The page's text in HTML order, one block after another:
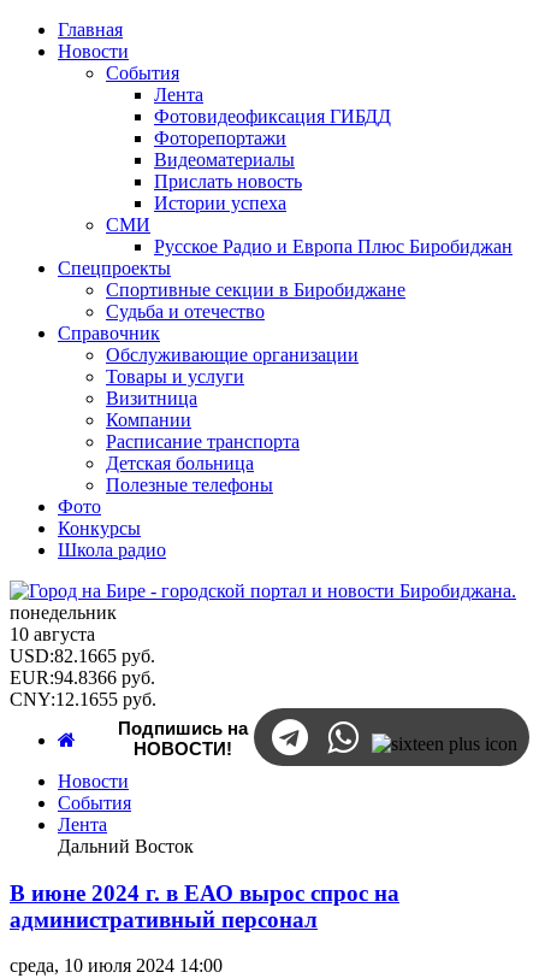
Главная
Новости
События
Лента
Фотовидеофиксация ГИБДД
Фоторепортажи
Видеоматериалы
Прислать новость
Истории успеха
СМИ
Русское Радио и Европа Плюс Биробиджан
Спецпроекты
Спортивные секции в Биробиджане
Судьба и отечество
Справочник
Обслуживающие организации
Товары и услуги
Визитница
Компании
Расписание транспорта
Детская больница
Полезные телефоны
Фото
Конкурсы
Школа радио
понедельник
10 августа
USD:82.1665 руб.
EUR:94.8366 руб.
CNY:12.1655 руб.
Подпишись на
НОВОСТИ!
Новости
События
Лента
Дальний Восток
В июне 2024 г. в ЕАО вырос спрос на
административный персонал
среда, 10 июля 2024 14:00